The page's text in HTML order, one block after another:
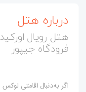
درباره هتل
هتل رویال
فرودگاه جیپور
اگر به‌دنبال اقامتی